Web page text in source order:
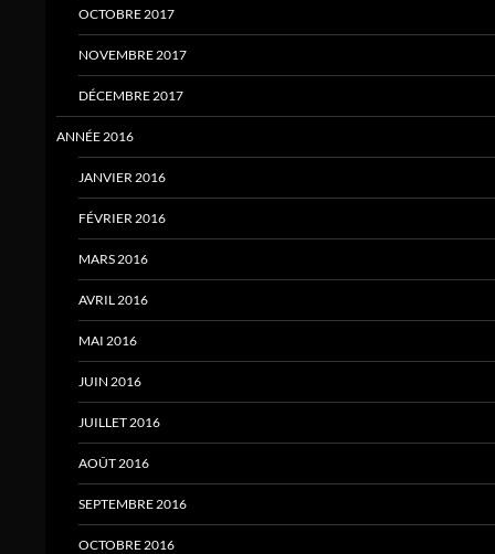
OCTOBRE 2017
NOVEMBRE 2017
DÉCEMBRE 2017
ANNÉE 2016
JANVIER 2016
FÉVRIER 2016
MARS 2016
AVRIL 2016
MAI 2016
JUIN 2016
JUILLET 2016
AOÛT 2016
SEPTEMBRE 2016
OCTOBRE 2016